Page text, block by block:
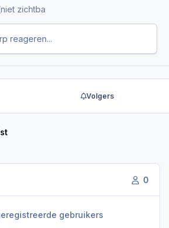
reageren...
Volgers
0
gebruikers